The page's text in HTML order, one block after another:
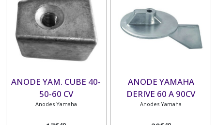
ANODE YAM. CUBE 40-
50-60 CV
Anodes Yamaha
ANODE YAMAHA
DERIVE 60 A 90CV
Anodes Yamaha